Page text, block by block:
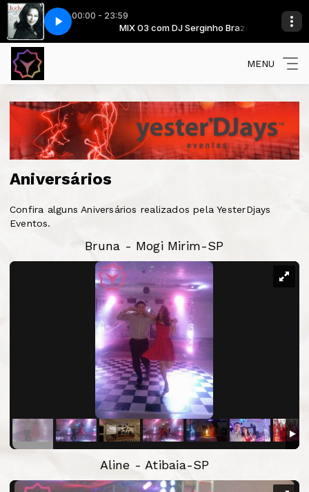
00:00 - 23:59
Brazil MIX 03 com DJ Serginho Brazil
Will You Love Me Judy Torres - Love You Will You Love Me
MENU
Aniversários
Confira alguns Aniversários realizados pela YesterDjays
Eventos.
Bruna - Mogi Mirim-SP
Aline - Atibaia-SP